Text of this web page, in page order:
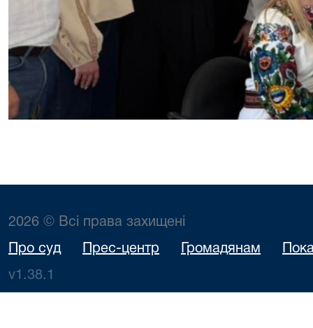
2026 © Всі права захищені
Про суд Прес-центр Громадянам
v1.38.1